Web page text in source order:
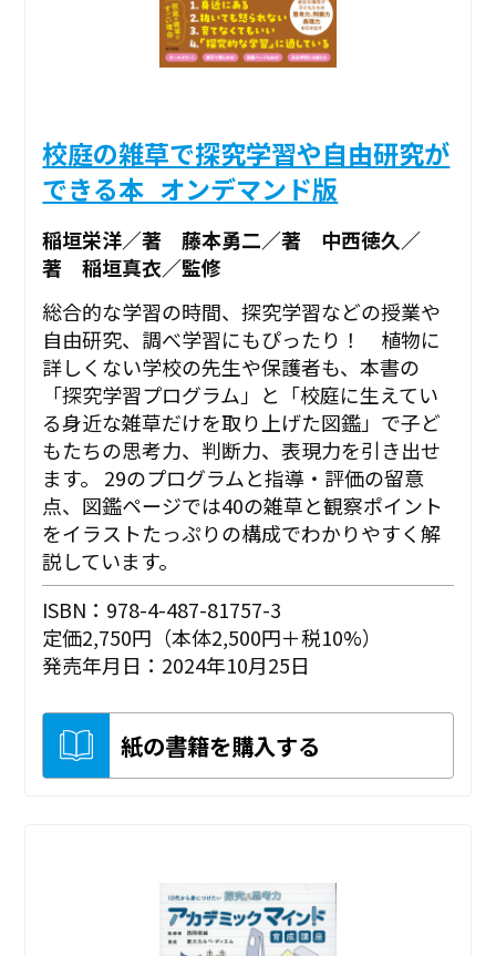
校庭の雑草で探究学習や自由研究が
できる本_オンデマンド版
稲垣栄洋／著 藤本勇二／著 中西徳久／
著 稲垣真衣／監修
総合的な学習の時間、探究学習などの授業や
自由研究、調べ学習にもぴったり！ 植物に
詳しくない学校の先生や保護者も、本書の
「探究学習プログラム」と「校庭に生えてい
る身近な雑草だけを取り上げた図鑑」で子ど
もたちの思考力、判断力、表現力を引き出せ
ます。 29のプログラムと指導・評価の留意
点、図鑑ページでは40の雑草と観察ポイント
をイラストたっぷりの構成でわかりやすく解
説しています。
ISBN：978-4-487-81757-3
定価2,750円（本体2,500円＋税10%）
発売年月日：2024年10月25日
紙の書籍を購入する